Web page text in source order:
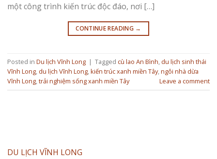
một công trình kiến trúc độc đáo, nơi […]
CONTINUE READING →
Posted in Du lịch Vĩnh Long | Tagged cù lao An Bình, du lịch sinh thái
Vĩnh Long, du lịch Vĩnh Long,kiến trúc xanh miền Tây,ngôi nhà dừa
Vĩnh Long,trải nghiệm sống xanh miền Tây Leave a comment
DU LỊCH VĨNH LONG